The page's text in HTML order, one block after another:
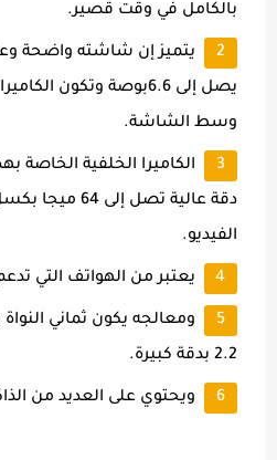
بالكامل في وقت قصير.
يتميز إن شاشته واضحة
يصل إلى 6.6بوصة وتكون
وسط الشاشة.
الكاميرا الخلفية الخاصة
دقة عالية تصل
الفيديو.
يعتبر من الهواتف التي
ومعالجه يكون ثماني
2.2 بدقة كبيرة.
ويحتوي على العديد من